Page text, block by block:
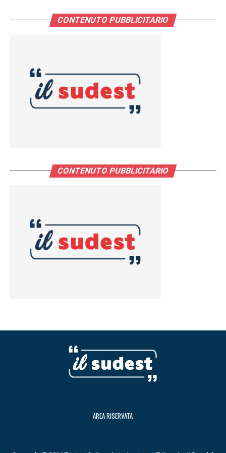
CONTENUTO PUBBLICITARIO
CONTENUTO PUBBLICITARIO
AREA RISERVATA